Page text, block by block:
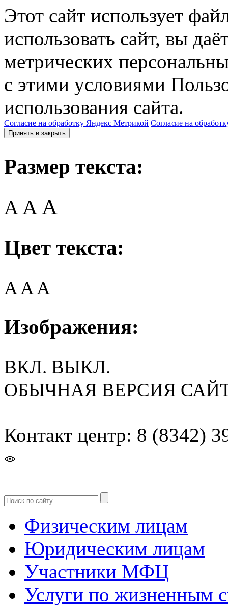
Этот сайт использует
использовать сайт, вы
метрических
с этими условиями
использования сайта.
Согласие на обработку Яндекс Метрикой Согласие на
Принять и закрыть
Размер текста:
A AA
Цвет текста:
AAA
Изображения:
ВКЛ. ВЫКЛ.
ОБЫЧНАЯ ВЕРСИЯ
Контакт центр: 8 (8342)
Физическим лицам
Юридическим лицам
Участники МФЦ
Услуги по жизненным